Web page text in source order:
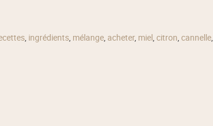
, ingrédients, mélange, acheter, miel, citron, cannelle,